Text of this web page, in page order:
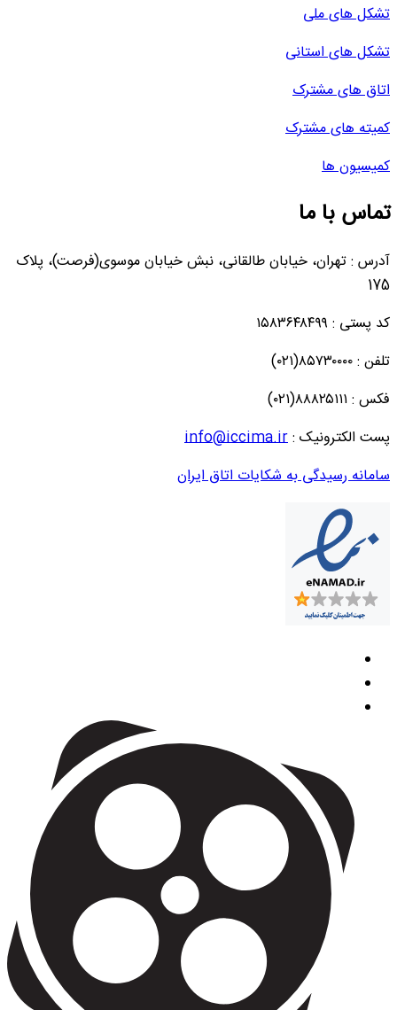
تشکل های ملی
تشکل های استانی
اتاق های مشترک
کمیته های مشترک
کمیسیون ها
تماس با ما
آدرس : تهران، خیابان طالقانی، نبش خیابان موسوی(فرصت)، پلاک
175
کد پستی : ۱۵۸۳۶۴۸۴۹۹
تلفن : ۸۵۷۳۰۰۰۰(۰۲۱)
فکس : ۸۸۸۲۵۱۱۱(۰۲۱)
پست الکترونیک :info@iccima.ir
سامانه رسیدگی به شکایات اتاق ایران